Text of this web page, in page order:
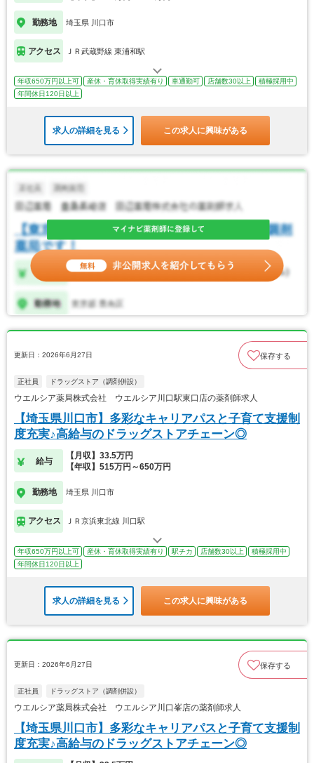
勤務地 埼玉県 川口市
アクセス ＪＲ武蔵野線 東浦和駅
年収650万円以上可 産休・育休取得実績有り 車通勤可 店舗数30以上
積極採用中
年間休日120日以上
求人の詳細を見る この求人に興味がある
更新日：2026年6月27日 保存する
正社員 ドラッグストア（調剤併設）
ウエルシア薬局株式会社 ウエルシア川口駅東口店の薬剤師求人
【埼玉県川口市】多彩なキャリアパスと子育て支援制
度充実♪高給与のドラッグストアチェーン◎
給与
【月収】33.5万円
【年収】515万円～650万円
勤務地 埼玉県 川口市
アクセス ＪＲ京浜東北線 川口駅
年収650万円以上可 産休・育休取得実績有り 駅チカ 店舗数30以上
積極採用中
年間休日120日以上
求人の詳細を見る この求人に興味がある
更新日：2026年6月27日 保存する
正社員 ドラッグストア（調剤併設）
ウエルシア薬局株式会社 ウエルシア川口峯店の薬剤師求人
【埼玉県川口市】多彩なキャリアパスと子育て支援制
度充実♪高給与のドラッグストアチェーン◎